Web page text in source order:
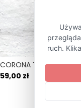
59,00 zł